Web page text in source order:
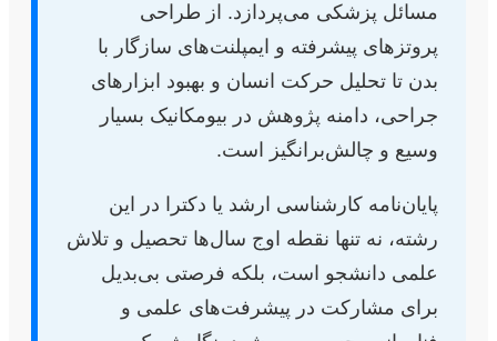
مسائل پزشکی می‌پردازد. از طراحی
پروتزهای پیشرفته و ایمپلنت‌های سازگار با
بدن تا تحلیل حرکت انسان و بهبود ابزارهای
جراحی، دامنه پژوهش در بیومکانیک بسیار
وسیع و چالش‌برانگیز است.
پایان‌نامه کارشناسی ارشد یا دکترا در این
رشته، نه تنها نقطه اوج سال‌ها تحصیل و تلاش
علمی دانشجو است، بلکه فرصتی بی‌بدیل
برای مشارکت در پیشرفت‌های علمی و